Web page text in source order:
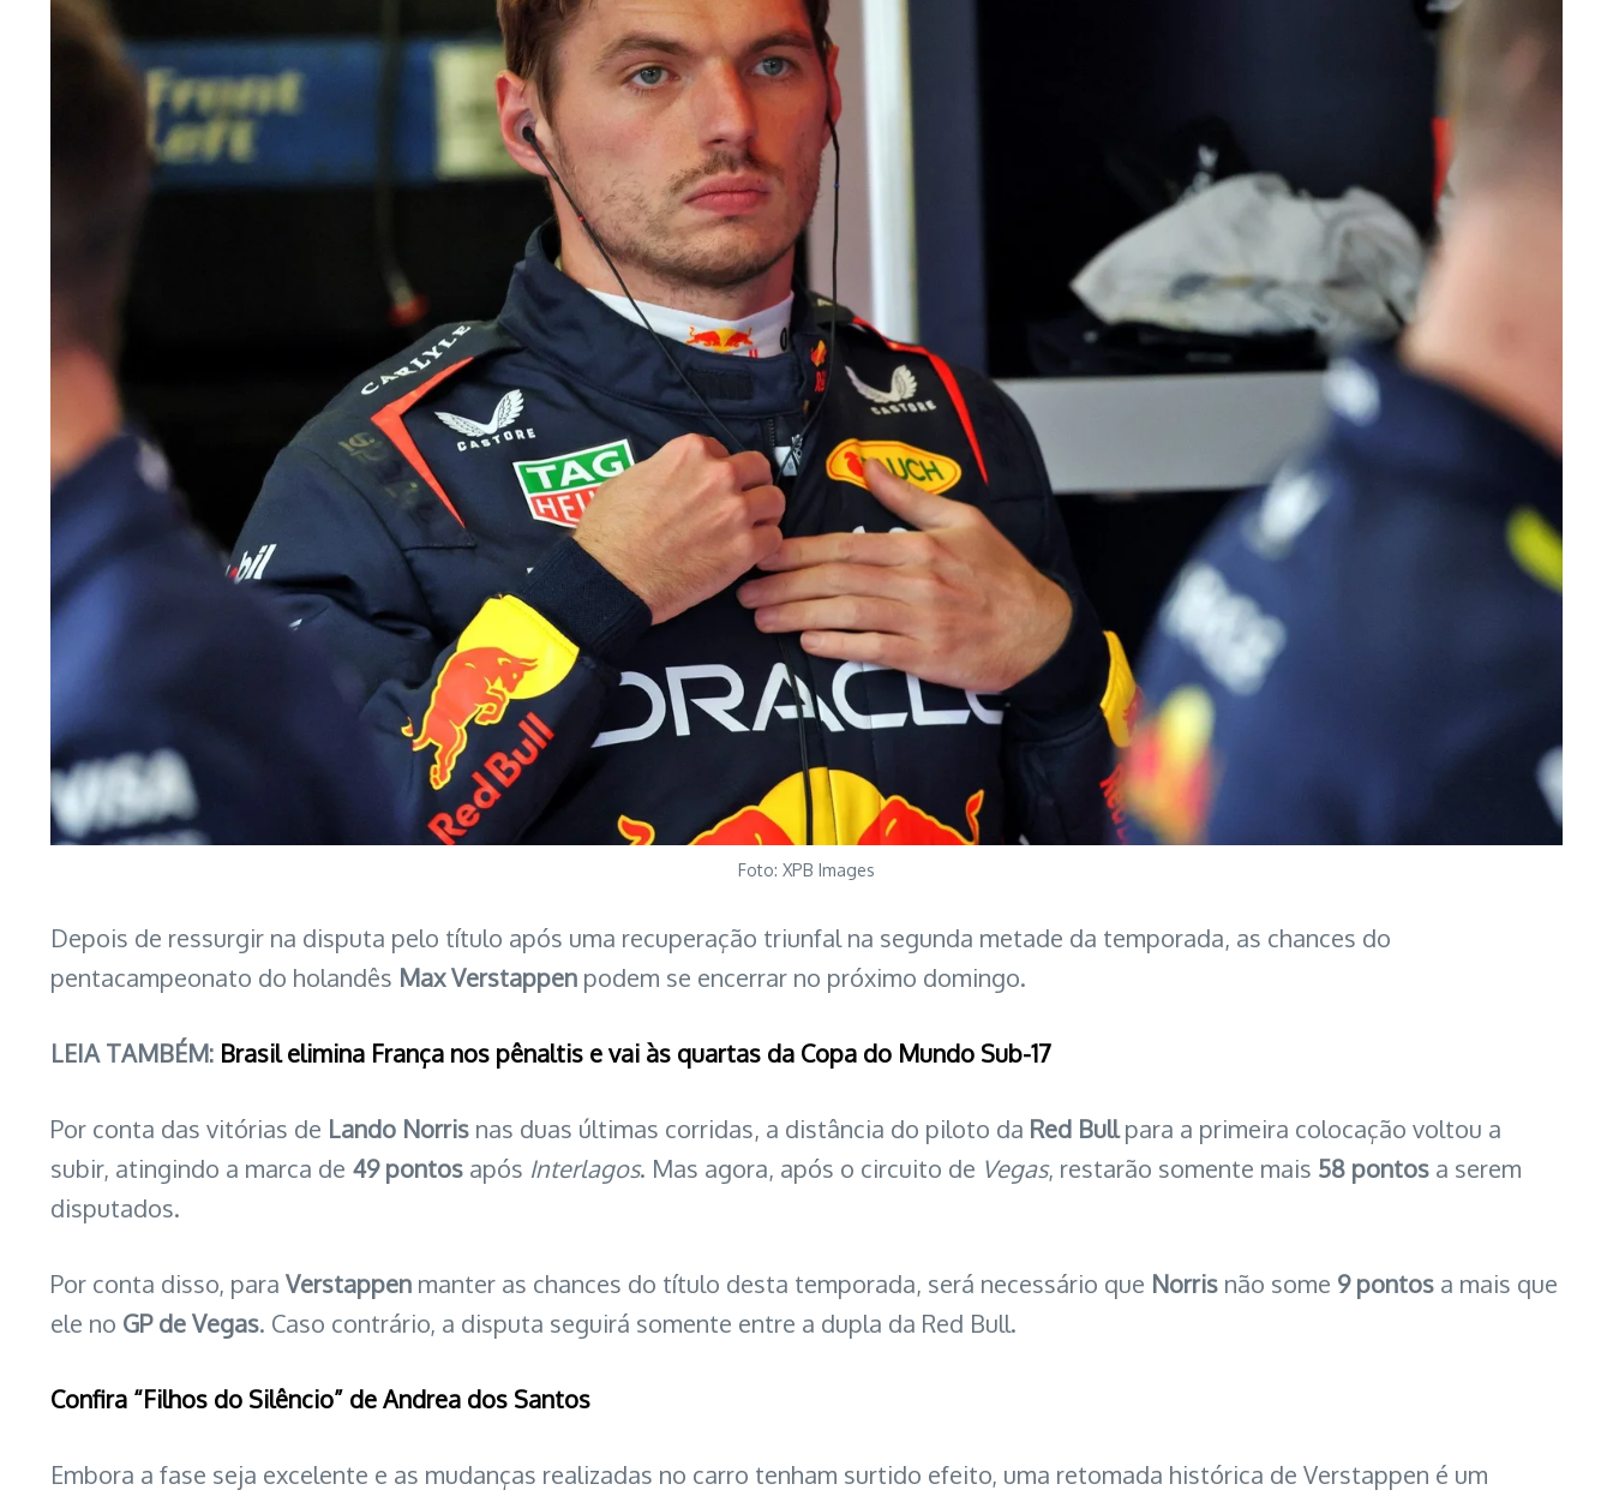
Foto: XPB Images
Depois de ressurgir na disputa pelo título após uma recuperação triunfal na segunda metade da temporada, as chances do
pentacampeonato do holandês Max Verstappen podem se encerrar no próximo domingo.
LEIA TAMBÉM: Brasil elimina França nos pênaltis e vai às quartas da Copa do Mundo Sub-17
Por conta das vitórias de Lando Norris nas duas últimas corridas, a distância do piloto da Red Bullpara a primeira colocação voltou a
subir, atingindo a marca de 49 pontos após Interlagos. Mas agora, após o circuito de Vegas, restarão somente mais 58 pontos a serem
disputados.
Por conta disso, para Verstappen manter as chances do título desta temporada, será necessário que Norris não some 9 pontos a mais que
ele no GP de Vegas. Caso contrário, a disputa seguirá somente entre a dupla da Red Bull.
Confira “Filhos do Silêncio” de Andrea dos Santos
Embora a fase seja excelente e as mudanças realizadas no carro tenham surtido efeito, uma retomada histórica de Verstappen é um